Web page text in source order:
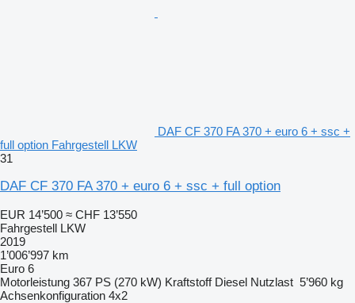
DAF CF 370 FA 370 + euro 6 + ssc +
full option Fahrgestell LKW
31
DAF CF 370 FA 370 + euro 6 + ssc + full option
EUR 14’500 ≈ CHF 13’550
Fahrgestell LKW
2019
1’006’997 km
Euro 6
Motorleistung 367 PS (270 kW) Kraftstoff Diesel Nutzlast 5’960 kg
Achsenkonfiguration 4x2